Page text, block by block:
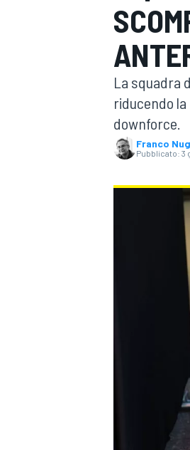
MOTOGP
La squadra
riducendo
downforce.
Franco
Pubblicato: 3